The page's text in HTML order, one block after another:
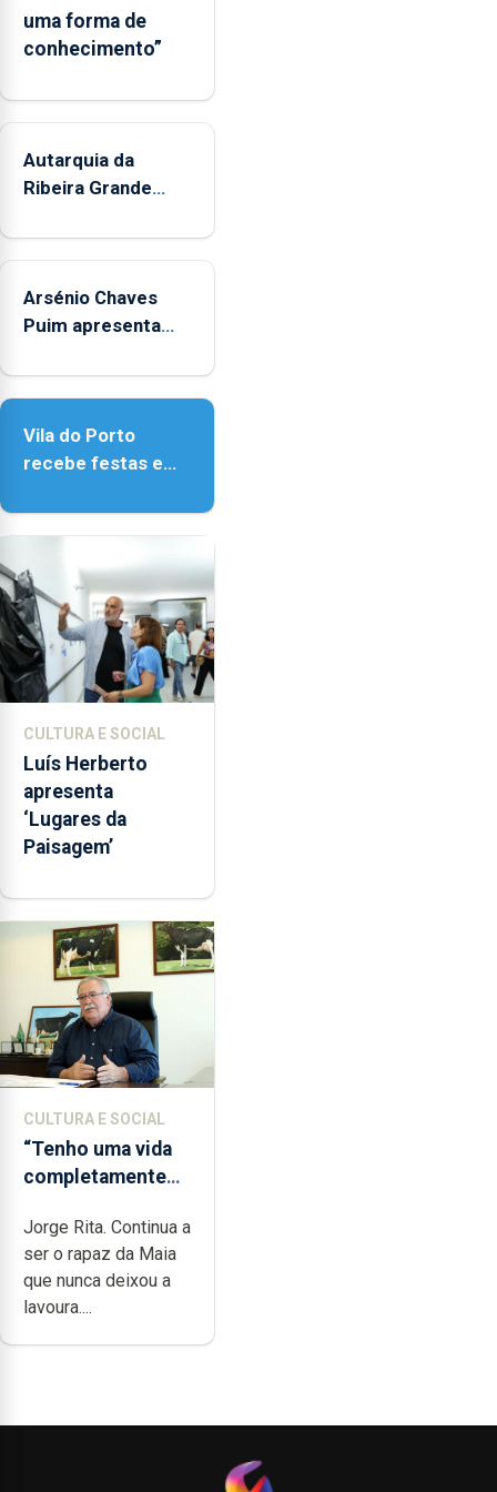
Museus
aos
durante
mês
de
entre
14h00
e
18h00.
uma forma de
conhecimento”
Autarquia da
Ribeira Grande
"Museus no Verão"
Arsénio Chaves
Puim apresenta
de Vila do Porto
Vila do Porto
recebe festas em
Senhora da
CULTURA E SOCIAL
Luís Herberto
apresenta
‘Lugares da
Paisagem’
CULTURA E SOCIAL
“Tenho uma vida
completamente
dedicação, gosto
e muita paixão”
Jorge Rita. Continua a
ser o rapaz da Maia
que nunca deixou a
lavoura....